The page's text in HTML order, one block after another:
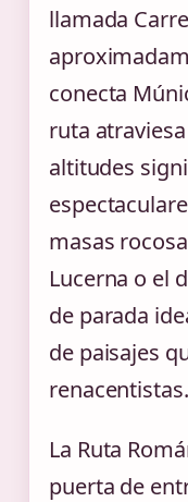
llamada
conecta
ruta
altitudes
masas
Lucerna o el
de parada
de paisajes
renacentistas.
La Ruta
puerta de